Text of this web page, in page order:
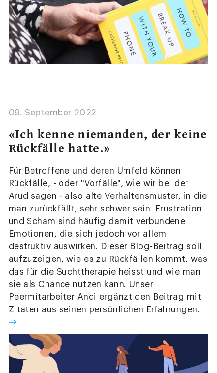
09. September 2022
«Ich kenne niemanden, der keine
Rückfälle hatte.»
Für Betroffene und deren Umfeld können
Rückfälle, - oder "Vorfälle", wie wir bei der
Arud sagen - also alte Verhaltensmuster, in die
man zurückfällt, sehr schwer sein. Frustration
und Scham sind häufig damit verbundene
Emotionen, die sich jedoch vor allem
destruktiv auswirken. Dieser Blog-Beitrag soll
aufzuzeigen, wie es zu Rückfällen kommt, was
das für die Suchttherapie heisst und wie man
sie als Chance nutzen kann. Unser
Peermitarbeiter Andi ergänzt den Beitrag mit
Zitaten aus seinen persönlichen Erfahrungen.